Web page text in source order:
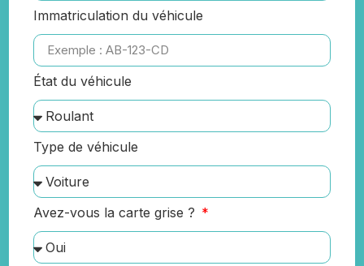
Immatriculation du véhicule
État du véhicule
Type de véhicule
Avez-vous la carte grise ?